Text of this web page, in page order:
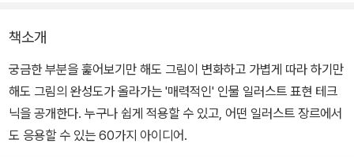
책소개
궁금한 부분을 훑어보기만 해도 그림이 변화하고 가볍게 따라 하기만
해도 그림의 완성도가 올라가는 '매력적인' 인물 일러스트 표현 테크
닉을 공개한다. 누구나 쉽게 적용할 수 있고, 어떤 일러스트 장르에서
도 응용할 수 있는 60가지 아이디어.